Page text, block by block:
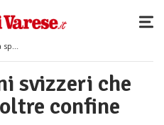
svizzeri che
confine